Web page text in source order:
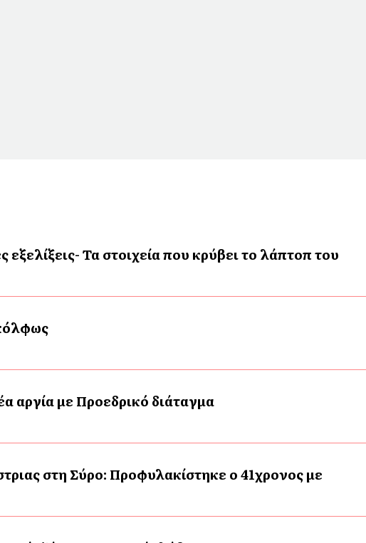
εξελίξεις- Τα στοιχεία που κρύβει το λάπτοπ του
αργία με Προεδρικό διάταγμα
στη Σύρο: Προφυλακίστηκε ο 41χρονος με